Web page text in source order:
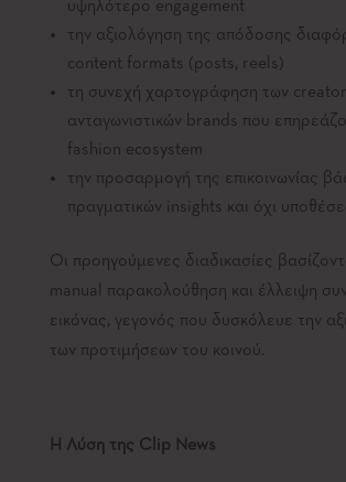
υψηλότερο engagement
την αξιολόγηση της απόδοσης
content formats (posts, reels)
τη συνεχή χαρτογράφηση των
ανταγωνιστικών brands που
fashion ecosystem
την προσαρμογή της επικοινωνίας
πραγματικών insights και όχι
Οι προηγούμενες διαδικασίες
manual παρακολούθηση και έλλειψη
εικόνας, γεγονός που δυσκόλευε την
των προτιμήσεων του κοινού.
Η Λύση της Clip News